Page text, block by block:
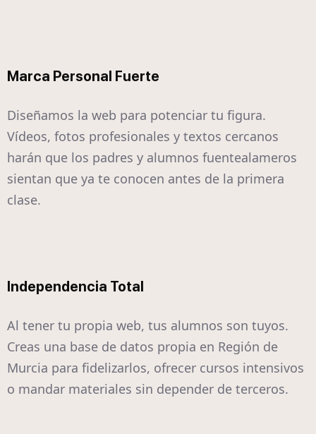
Marca Personal Fuerte
Diseñamos la web para potenciar tu figura.
Vídeos, fotos profesionales y textos cercanos
harán que los padres y alumnos fuentealameros
sientan que ya te conocen antes de la primera
clase.
Independencia Total
Al tener tu propia web, tus alumnos son tuyos.
Creas una base de datos propia en Región de
Murcia para fidelizarlos, ofrecer cursos intensivos
o mandar materiales sin depender de terceros.